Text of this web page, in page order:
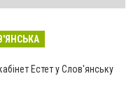
Естет у Слов'янську